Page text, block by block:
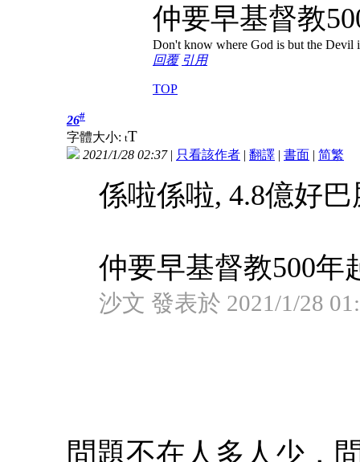
仲要早基督教
Don't know where God is but the Devil
回覆 引用
TOP
26#
字體大小: tT
2021/1/28 02:37| 只看該作者 | 翻譯 | 書面 | 简繁
係啦係啦, 4.8億好
仲要早基督教500年
沙文 發表於 2021/1/28
問題不在人多人少，